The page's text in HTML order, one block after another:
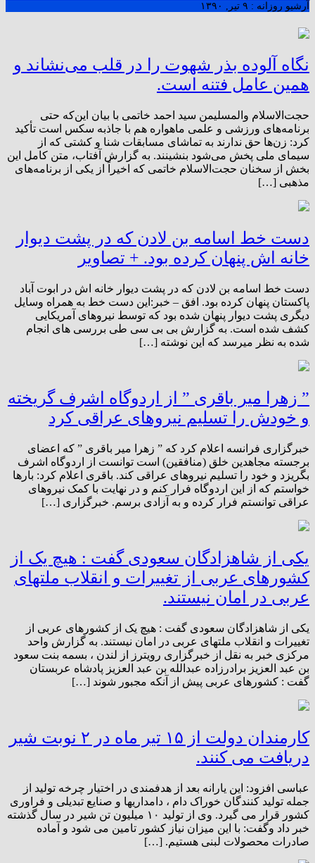
آرشیو روزانه : ۹ تیر, ۱۳۹۰
نگاه آلوده بذر شهوت را در قلب می‌نشاند و
همین عامل فتنه است.
حجت‌الاسلام والمسلیمن سید احمد خاتمی با بیان این‌که حتی
برنامه‌های ورزشی و علمی ماهواره هم با جاذبه سکس است تأکید
کرد: زن‌ها حق ندارند به تماشای مسابقات شنا و کشتی که از
سیمای ملی پخش می‌شود بنشینند. به گزارش آفتاب، متن کامل این
بخش از سخنان حجت‌الاسلام خاتمی که اخیراً از یکی از برنامه‌های
مذهبی […]
دست خط اسامه بن لادن که در پشت دیوار
خانه اش پنهان کرده بود. + تصاویر
دست خط اسامه بن لادن که در پشت دیوار خانه اش در ابوت آباد
پاکستان پنهان کرده بود. افق – خبر:این دست خط به همراه وسایل
دیگری پشت دیوار پنهان شده بود که توسط نیروهای آمریکایی
کشف شده است. به گزارش بی بی سی طی بررسی های انجام
شده به نظر میرسد که این نوشته […]
” زهرا میر باقری ” از اردوگاه اشرف گریخته
و خودش را تسلیم نیروهای عراقی کرد
خبرگزاری فرانسه اعلام کرد که ” زهرا میر باقری ” که اعضای
برجسته مجاهدین خلق (منافقین) است توانست از اردوگاه اشرف
بگریزد و خود را تسلیم نیروهای عراقی کند. باقری اعلام کرد: بارها
خواستم که از این اردوگاه فرار کنم و در نهایت با کمک نیروهای
عراقی توانستم فرار کرده و به آزادی برسم. خبرگزاری […]
یکی از شاهزادگان سعودی گفت : هیچ یک از
کشورهای عربی از تغییرات و انقلاب ملتهای
عربی در امان نیستند.
یکی از شاهزادگان سعودی گفت : هیچ یک از کشورهای عربی از
تغییرات و انقلاب ملتهای عربی در امان نیستند. به گزارش واحد
مرکزی خبر به نقل از خبرگزاری رویترز از لندن ، بسمه بنت سعود
بن عبد العزیز برادرزاده عبدالله بن عبد العزیز پادشاه عربستان
گفت : کشورهای عربی پیش از آنکه مجبور شوند […]
کارمندان دولت از ۱۵ تیر ماه در ۲ نوبت شیر
دریافت می کنند.
عباسی افزود:‌ این یارانه بعد از هدفمندی در اختیار چرخه تولید از
جمله تولید‌ کنندگان خوراک دام ‌، دامداریها و صنایع تبدیلی و فراوری
کشور قرار می گیرد. وی از تولید ۱۰ میلیون تن شیر در سال گذشته
خبر داد وگفت: با این میزان نیاز کشور تامین می شود و آماده
صادرات محصولات لبنی هستیم. […]